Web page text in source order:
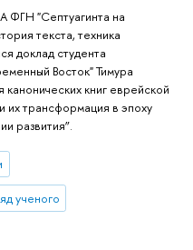
ФГН "Септуагинта на
текста, техника
доклад студента
Восток" Тимура
книг еврейской
их трансформация в эпоху
развития”.
ученого